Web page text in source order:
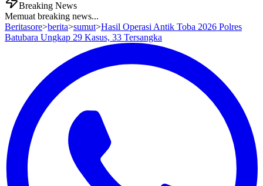
Breaking News
Memuat breaking news...
Beritasore>berita>sumut>Hasil Operasi Antik Toba 2026 Polres
Batubara Ungkap 29 Kasus, 33 Tersangka